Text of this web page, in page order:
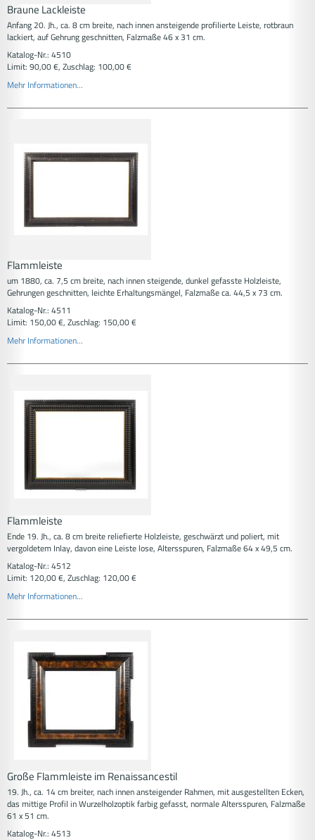
Braune Lackleiste
Anfang 20. Jh., ca. 8 cm breite, nach innen ansteigende profilierte Leiste, rotbraun
lackiert, auf Gehrung geschnitten, Falzmaße 46 x 31 cm.
Katalog-Nr.: 4510
Limit: 90,00 €, Zuschlag: 100,00 €
Mehr Informationen...
Flammleiste
um 1880, ca. 7,5 cm breite, nach innen steigende, dunkel gefasste Holzleiste,
Gehrungen geschnitten, leichte Erhaltungsmängel, Falzmaße ca. 44,5 x 73 cm.
Katalog-Nr.: 4511
Limit: 150,00 €, Zuschlag: 150,00 €
Mehr Informationen...
Flammleiste
Ende 19. Jh., ca. 8 cm breite reliefierte Holzleiste, geschwärzt und poliert, mit
vergoldetem Inlay, davon eine Leiste lose, Altersspuren, Falzmaße 64 x 49,5 cm.
Katalog-Nr.: 4512
Limit: 120,00 €, Zuschlag: 120,00 €
Mehr Informationen...
Große Flammleiste im Renaissancestil
19. Jh., ca. 14 cm breiter, nach innen ansteigender Rahmen, mit ausgestellten Ecken,
das mittige Profil in Wurzelholzoptik farbig gefasst, normale Altersspuren, Falzmaße
61 x 51 cm.
Katalog-Nr.: 4513